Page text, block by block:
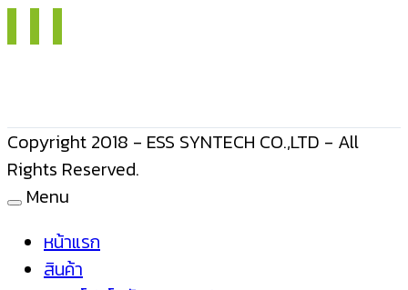
Copyright 2018 - ESS SYNTECH CO.,LTD - All
Rights Reserved.
Menu
หน้าแรก
สินค้า